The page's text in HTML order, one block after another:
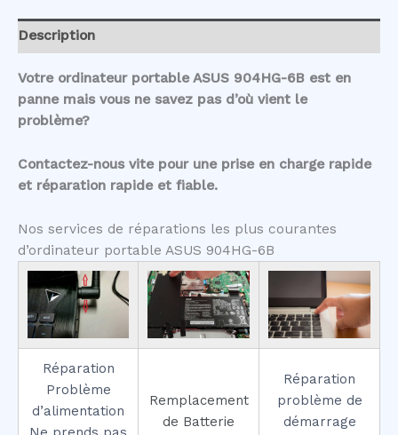
Description
Votre ordinateur portable ASUS 904HG-6B est en
panne mais vous ne savez pas d’où vient le
problème?
Contactez-nous vite pour une prise en charge rapide
et réparation rapide et fiable.
Nos services de réparations les plus courantes
d’ordinateur portable ASUS 904HG-6B
Réparation
Problème
d’alimentation
Remplacement
de Batterie
Réparation
problème de
démarrage